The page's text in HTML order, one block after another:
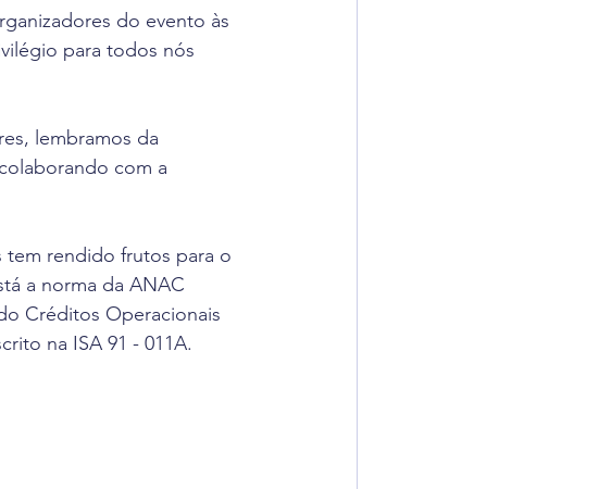
do evento às
para todos nós
lembramos da
com a
rendido frutos para o
a norma da ANAC
Créditos Operacionais
na ISA 91 - 011A.